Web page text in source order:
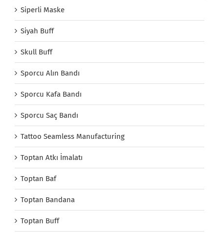
Siperli Maske
Siyah Buff
Skull Buff
Sporcu Alın Bandı
Sporcu Kafa Bandı
Sporcu Saç Bandı
Tattoo Seamless Manufacturing
Toptan Atkı İmalatı
Toptan Baf
Toptan Bandana
Toptan Buff